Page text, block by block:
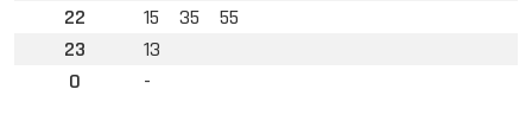
22
15 35
55
23
13
0
-